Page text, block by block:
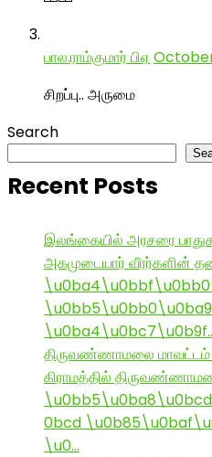
பால.ராம்குமார் பிஏ
சிறப்பு.. அருமை
Search
Recent Posts
இலங்கையில் அரசரை
அகமுடையார் வீரர்களின்
திருவண்ணாமலை மாவட்டம்
கிராமத்தில்
0bcd
\u0…